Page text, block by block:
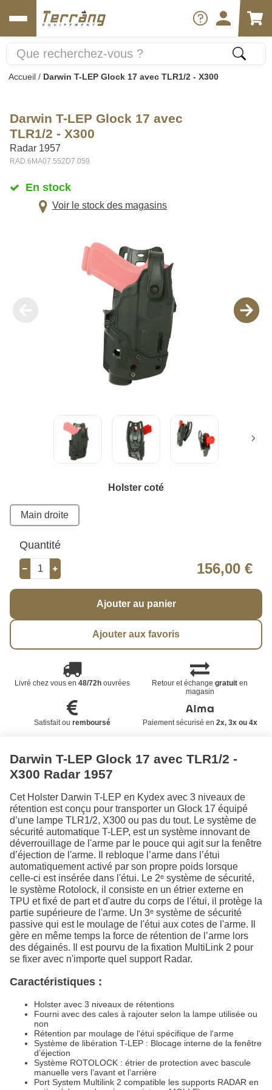
Accueil / Darwin T-LEP Glock 17 avec TLR1/2 - X300
Darwin T-LEP Glock 17 avec
TLR1/2 - X300
Radar 1957
RAD.6MA07.552D7.059
En stock
Voir le stock des magasins
Holster coté
Main droite
Quantité
156,00 €
Ajouter au panier
Ajouter aux favoris
Livré chez vous en 48/72houvrées Retour et échangegratuit en
magasin
Satisfait ou remboursé Paiement sécurisé en 2x, 3x ou 4x
Darwin T-LEP Glock 17 avec TLR1/2 -
X300 Radar 1957
Cet Holster Darwin T-LEP en Kydex avec 3 niveaux de
rétention est conçu pour transporter un Glock 17 équipé
d’une lampe TLR1/2, X300 ou pas du tout. Le système de
sécurité automatique T-LEP, est un système innovant de
déverrouillage de l'arme par le pouce qui agit sur la fenêtre
d’éjection de l'arme. Il rebloque l’arme dans l’étui
automatiquement activé par son propre poids lorsque
celle-ci est insérée dans l'étui. Le 2ᵉ système de sécurité,
le système Rotolock, il consiste en un étrier externe en
TPU et fixé de part et d'autre du corps de l'étui, il protège la
partie supérieure de l'arme. Un 3ᵉ système de sécurité
passive qui est le moulage de l'étui aux cotes de l'arme. Il
gère en même temps la force de rétention de l’arme lors
des dégainés. Il est pourvu de la fixation MultiLink 2 pour
se fixer avec n'importe quel support Radar.
Caractéristiques :
Holster avec 3 niveaux de rétentions
Fourni avec des cales à rajouter selon la lampe utilisée ou
non
Rétention par moulage de l'étui spécifique de l'arme
Système de libération T-LEP : Blocage interne de la fenêtre
d’éjection
Système ROTOLOCK : étrier de protection avec bascule
manuelle vers l’avant et l’arrière
Port System Multilink 2 compatible les supports RADAR en